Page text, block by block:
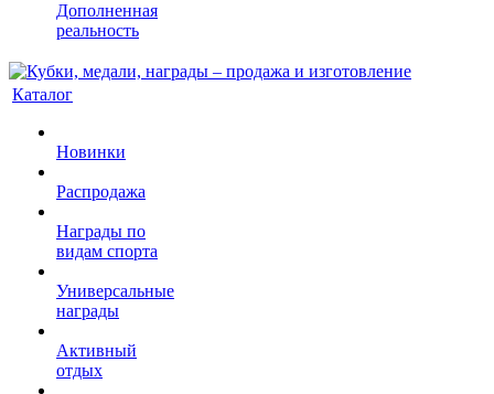
Дополненная
реальность
Каталог
Новинки
Распродажа
Награды по
видам спорта
Универсальные
награды
Активный
отдых